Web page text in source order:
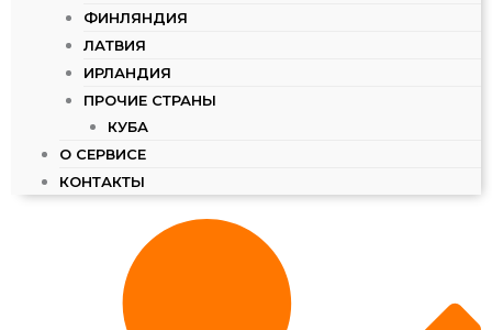
ФИНЛЯНДИЯ
ЛАТВИЯ
ИРЛАНДИЯ
ПРОЧИЕ СТРАНЫ
КУБА
О СЕРВИСЕ
КОНТАКТЫ